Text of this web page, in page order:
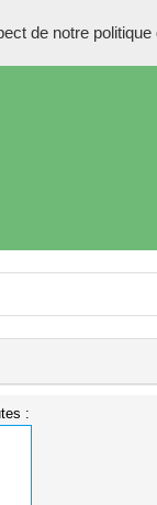
:
de notre